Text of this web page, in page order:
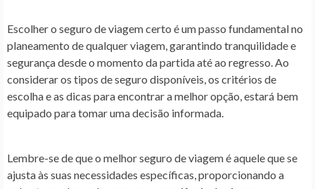
Escolher o seguro de viagem certo é um passo fundamental no
planeamento de qualquer viagem, garantindo tranquilidade e
segurança desde o momento da partida até ao regresso. Ao
considerar os tipos de seguro disponíveis, os critérios de
escolha e as dicas para encontrar a melhor opção, estará bem
equipado para tomar uma decisão informada.
Lembre-se de que o melhor seguro de viagem é aquele que se
ajusta às suas necessidades específicas, proporcionando a